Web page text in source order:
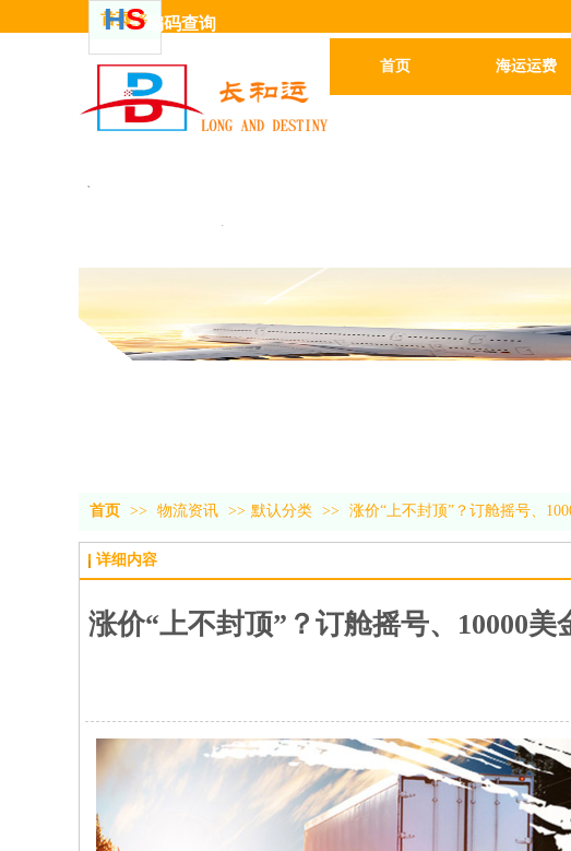
首页更多
HS编码查询
首页 海运运费
首页 >> 物流资讯 >> 默认分类 >> 涨价“上不封顶”？订舱摇号、
详细内容
涨价“上不封顶”？订舱摇号、10000